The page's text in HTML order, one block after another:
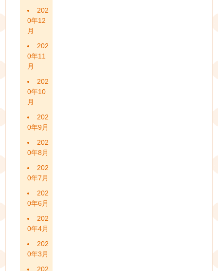
202
0年12
月
202
0年11
月
202
0年10
月
202
0年9月
202
0年8月
202
0年7月
202
0年6月
202
0年4月
202
0年3月
202